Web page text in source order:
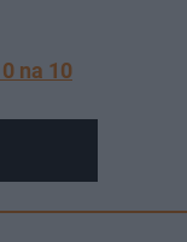
na 10